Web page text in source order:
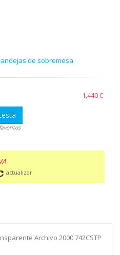
de sobremesa
1,440 €
actualizar
Archivo 2000 742CSTP